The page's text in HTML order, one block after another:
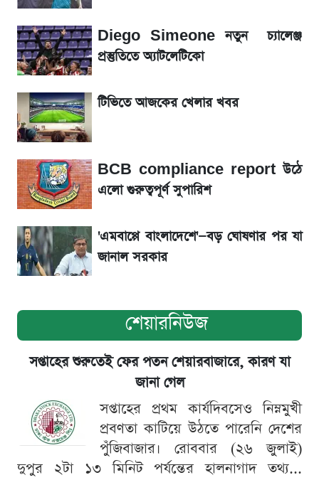
৬ আগস্ট দেশের বাজারে স্বর্ণের দাম
রবির বড় সাফল্য! আয় কম বাড়লেও রেকর্ড মুনাফা ও
গ্রাহক বৃদ্ধি
শেয়ার বিজকে লিগ্যাল নোটিশ পাঠাল রবি, শুরু নতুন
বিতর্ক
সৌদিতে বাংলাদেশিদের আকামা নবায়নে বদলে গেল
নিয়ম
Diego Simeone নতুন চ্যালেঞ্জ
প্রস্তুতিতে অ্যাটলেটিকো
টিভিতে আজকের খেলার খবর
BCB compliance report উঠে
এলো গুরুত্বপূর্ণ সুপারিশ
'এমবাপ্পে বাংলাদেশে'—বড় ঘোষণার পর যা
জানাল সরকার
শেয়ারনিউজ
সপ্তাহের শুরুতেই ফের পতন শেয়ারবাজারে, কারণ যা
জানা গেল
সপ্তাহের প্রথম কার্যদিবসেও নিম্নমুখী
প্রবণতা কাটিয়ে উঠতে পারেনি দেশের
পুঁজিবাজার। রোববার (২৬ জুলাই)
দুপুর ২টা ১৩ মিনিট পর্যন্তের হালনাগাদ তথ্য...